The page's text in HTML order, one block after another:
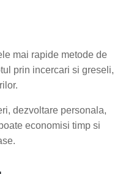
mai rapide metode de
prin incercari si greseli,
dezvoltare personala,
economisi timp si